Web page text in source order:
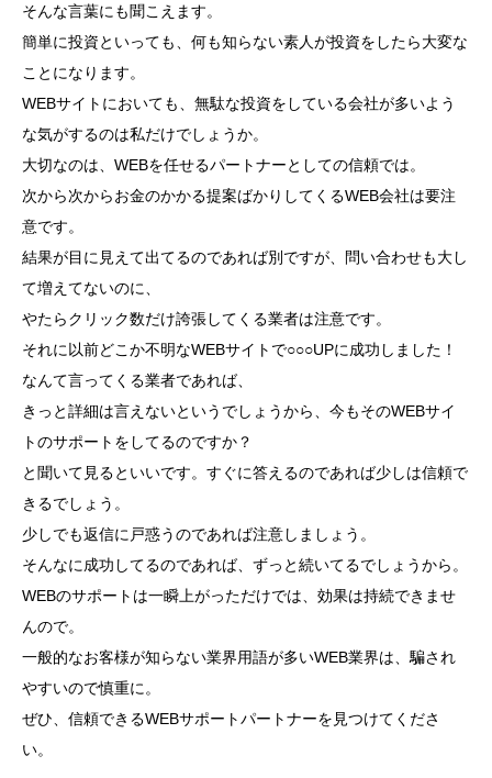
そんな言葉にも聞こえます。
簡単に投資といっても、何も知らない素人が投資をしたら大変な
ことになります。
WEBサイトにおいても、無駄な投資をしている会社が多いよう
な気がするのは私だけでしょうか。
大切なのは、WEBを任せるパートナーとしての信頼では。
次から次からお金のかかる提案ばかりしてくるWEB会社は要注
意です。
結果が目に見えて出てるのであれば別ですが、問い合わせも大し
て増えてないのに、
やたらクリック数だけ誇張してくる業者は注意です。
それに以前どこか不明なWEBサイトで○○○UPに成功しました！
なんて言ってくる業者であれば、
きっと詳細は言えないというでしょうから、今もそのWEBサイ
トのサポートをしてるのですか？
と聞いて見るといいです。すぐに答えるのであれば少しは信頼で
きるでしょう。
少しでも返信に戸惑うのであれば注意しましょう。
そんなに成功してるのであれば、ずっと続いてるでしょうから。
WEBのサポートは一瞬上がっただけでは、効果は持続できませ
んので。
一般的なお客様が知らない業界用語が多いWEB業界は、騙され
やすいので慎重に。
ぜひ、信頼できるWEBサポートパートナーを見つけてくださ
い。